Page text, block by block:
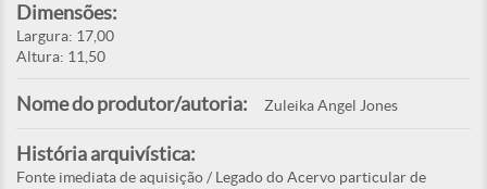
Dimensões:
Largura: 17,00
Altura: 11,50
Nome do produtor/autoria: Zuleika Angel Jones
História arquivística:
Fonte imediata de aquisição / Legado do Acervo particular de